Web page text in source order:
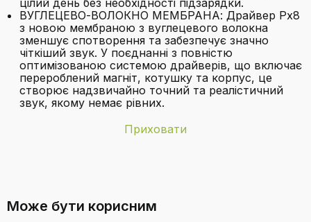
ВУГЛЕЦЕВО-ВОЛОКНО МЕМБРАНА: Драйвер Px8
з новою мембраною з вуглецевого волокна
зменшує спотворення та забезпечує значно
чіткіший звук. У поєднанні з повністю
оптимізованою системою драйверів, що включає
перероблений магніт, котушку та корпус, це
створює надзвичайно точний та реалістичний
звук, якому немає рівних.
Приховати
Може бути корисним